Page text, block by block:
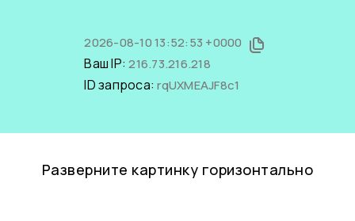
2026-08-10 13:52:53 +0000
Ваш IP:216.73.216.218
ID запроса:rqUXMEAJF8c1
Разверните картинку горизонтально